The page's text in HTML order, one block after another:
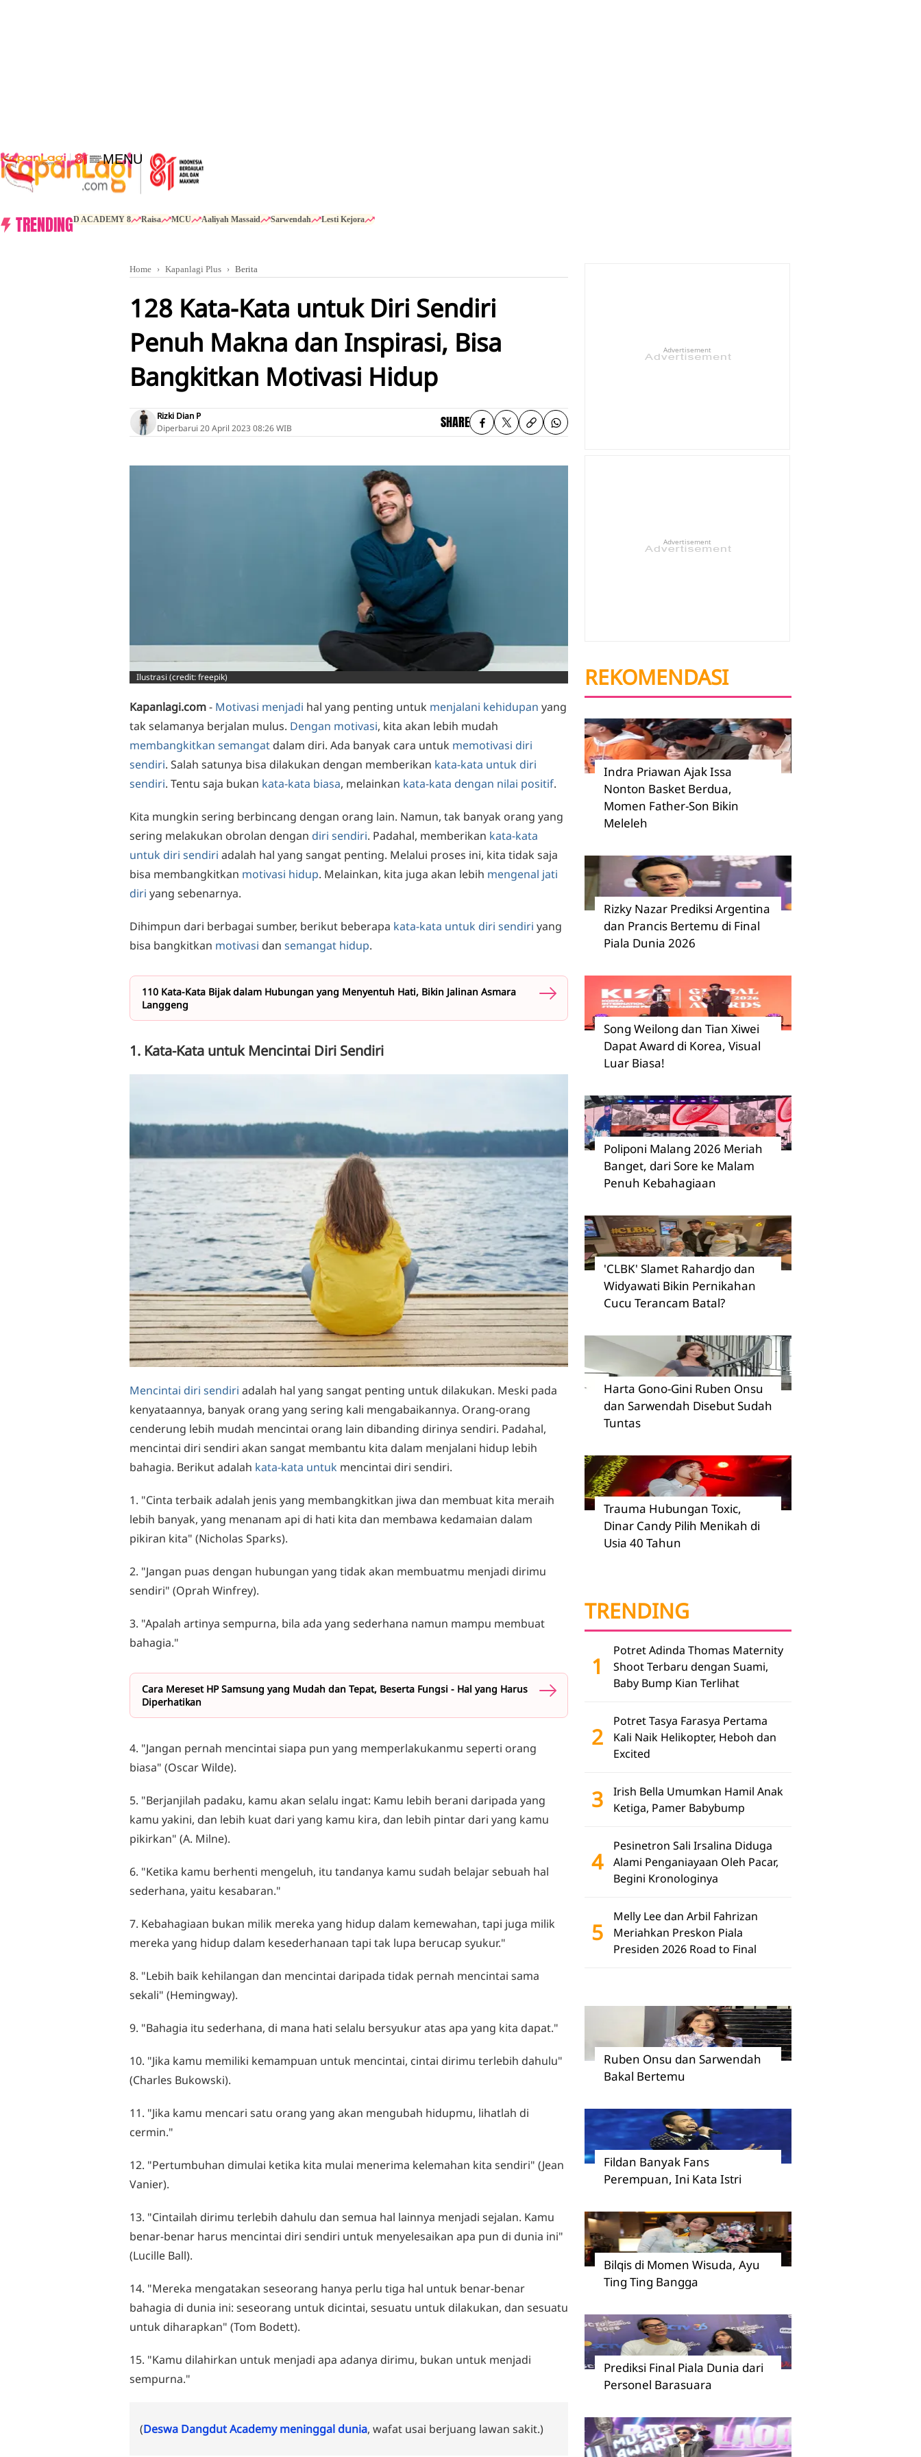
MENU
TRENDINGD ACADEMY 8 Raisa MCU Aaliyah Massaid Sarwendah Lesti Kejora
Home Kapanlagi Plus Berita
128 Kata-Kata untuk Diri Sendiri
Penuh Makna dan Inspirasi, Bisa
Bangkitkan Motivasi Hidup
Rizki Dian P
Diperbarui 20 April 2023 08:26 WIB SHARE
Ilustrasi (credit: freepik)
Kapanlagi.com- Motivasi menjadi hal yang penting untuk menjalani kehidupan yang
tak selamanya berjalan mulus. Dengan motivasi, kita akan lebih mudah
membangkitkan semangat dalam diri. Ada banyak cara untuk memotivasi diri
sendiri. Salah satunya bisa dilakukan dengan memberikan kata-kata untuk diri
sendiri. Tentu saja bukan kata-kata biasa, melainkan kata-kata dengan nilai positif.
Kita mungkin sering berbincang dengan orang lain. Namun, tak banyak orang yang
sering melakukan obrolan dengan diri sendiri. Padahal, memberikan kata-kata
untuk diri sendiri adalah hal yang sangat penting. Melalui proses ini, kita tidak saja
bisa membangkitkan motivasi hidup. Melainkan, kita juga akan lebih mengenal jati
diri yang sebenarnya.
Dihimpun dari berbagai sumber, berikut beberapa kata-kata untuk diri sendiri yang
bisa bangkitkan motivasi dan semangat hidup.
110 Kata-Kata Bijak dalam Hubungan yang Menyentuh Hati, Bikin Jalinan Asmara
Langgeng
1. Kata-Kata untuk Mencintai Diri Sendiri
Mencintai diri sendiri adalah hal yang sangat penting untuk dilakukan. Meski pada
kenyataannya, banyak orang yang sering kali mengabaikannya. Orang-orang
cenderung lebih mudah mencintai orang lain dibanding dirinya sendiri. Padahal,
mencintai diri sendiri akan sangat membantu kita dalam menjalani hidup lebih
bahagia. Berikut adalah kata-kata untuk mencintai diri sendiri.
1. "Cinta terbaik adalah jenis yang membangkitkan jiwa dan membuat kita meraih
lebih banyak, yang menanam api di hati kita dan membawa kedamaian dalam
pikiran kita" (Nicholas Sparks).
2. "Jangan puas dengan hubungan yang tidak akan membuatmu menjadi dirimu
sendiri" (Oprah Winfrey).
3. "Apalah artinya sempurna, bila ada yang sederhana namun mampu membuat
bahagia."
Cara Mereset HP Samsung yang Mudah dan Tepat, Beserta Fungsi - Hal yang Harus
Diperhatikan
4. "Jangan pernah mencintai siapa pun yang memperlakukanmu seperti orang
biasa" (Oscar Wilde).
5. "Berjanjilah padaku, kamu akan selalu ingat: Kamu lebih berani daripada yang
kamu yakini, dan lebih kuat dari yang kamu kira, dan lebih pintar dari yang kamu
pikirkan" (A. Milne).
6. "Ketika kamu berhenti mengeluh, itu tandanya kamu sudah belajar sebuah hal
sederhana, yaitu kesabaran."
7. Kebahagiaan bukan milik mereka yang hidup dalam kemewahan, tapi juga milik
mereka yang hidup dalam kesederhanaan tapi tak lupa berucap syukur."
8. "Lebih baik kehilangan dan mencintai daripada tidak pernah mencintai sama
sekali" (Hemingway).
9. "Bahagia itu sederhana, di mana hati selalu bersyukur atas apa yang kita dapat."
10. "Jika kamu memiliki kemampuan untuk mencintai, cintai dirimu terlebih dahulu"
(Charles Bukowski).
11. "Jika kamu mencari satu orang yang akan mengubah hidupmu, lihatlah di
cermin."
12. "Pertumbuhan dimulai ketika kita mulai menerima kelemahan kita sendiri" (Jean
Vanier).
13. "Cintailah dirimu terlebih dahulu dan semua hal lainnya menjadi sejalan. Kamu
benar-benar harus mencintai diri sendiri untuk menyelesaikan apa pun di dunia ini"
(Lucille Ball).
14. "Mereka mengatakan seseorang hanya perlu tiga hal untuk benar-benar
bahagia di dunia ini: seseorang untuk dicintai, sesuatu untuk dilakukan, dan sesuatu
untuk diharapkan" (Tom Bodett).
15. "Kamu dilahirkan untuk menjadi apa adanya dirimu, bukan untuk menjadi
sempurna."
(Deswa Dangdut Academy meninggal dunia, wafat usai berjuang lawan sakit.)
Advertisement
Advertisement
REKOMENDASI
Indra Priawan Ajak Issa
Nonton Basket Berdua,
Momen Father-Son Bikin
Meleleh
Rizky Nazar Prediksi Argentina
dan Prancis Bertemu di Final
Piala Dunia 2026
Song Weilong dan Tian Xiwei
Dapat Award di Korea, Visual
Luar Biasa!
Poliponi Malang 2026 Meriah
Banget, dari Sore ke Malam
Penuh Kebahagiaan
'CLBK' Slamet Rahardjo dan
Widyawati Bikin Pernikahan
Cucu Terancam Batal?
Harta Gono-Gini Ruben Onsu
dan Sarwendah Disebut Sudah
Tuntas
Trauma Hubungan Toxic,
Dinar Candy Pilih Menikah di
Usia 40 Tahun
TRENDING
1
Potret Adinda Thomas Maternity
Shoot Terbaru dengan Suami,
Baby Bump Kian Terlihat
2
Potret Tasya Farasya Pertama
Kali Naik Helikopter, Heboh dan
Excited
3
Irish Bella Umumkan Hamil Anak
Ketiga, Pamer Babybump
4
Pesinetron Sali Irsalina Diduga
Alami Penganiayaan Oleh Pacar,
Begini Kronologinya
5
Melly Lee dan Arbil Fahrizan
Meriahkan Preskon Piala
Presiden 2026 Road to Final
Ruben Onsu dan Sarwendah
Bakal Bertemu
Fildan Banyak Fans
Perempuan, Ini Kata Istri
Bilqis di Momen Wisuda, Ayu
Ting Ting Bangga
Prediksi Final Piala Dunia dari
Personel Barasuara